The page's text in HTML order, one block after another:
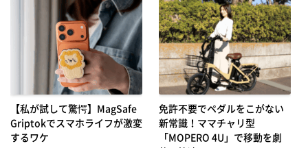
【私が試して驚愕】MagSafe
Griptokでスマホライフが激変
するワケ
免許不要でペダルをこがない
新常識！ママチャリ型
「MOPERO 4U」で移動を劇